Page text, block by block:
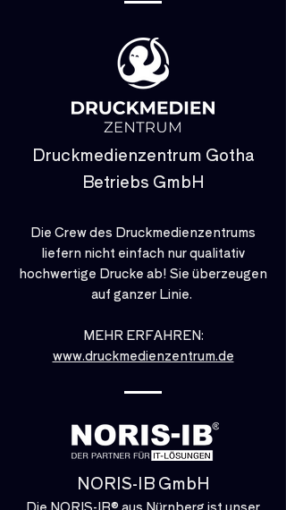
Druckmedienzentrum Gotha
Betriebs GmbH
Die Crew des Druckmedienzentrums
liefern nicht einfach nur qualitativ
hochwertige Drucke ab! Sie überzeugen
auf ganzer Linie.
MEHR ERFAHREN:
www.druckmedienzentrum.de
NORIS-IB GmbH